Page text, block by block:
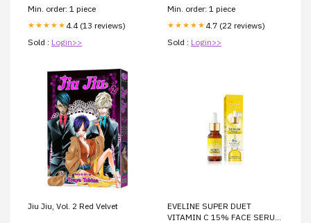
Min. order: 1 piece
★★★★★ 4.4 (13 reviews)
Sold : Login>>
Min. order: 1 piece
★★★★★ 4.7 (22 reviews)
Sold : Login>>
Jiu Jiu, Vol. 2 Red Velvet
EVELINE SUPER DUET
VITAMIN C 15% FACE SERUM